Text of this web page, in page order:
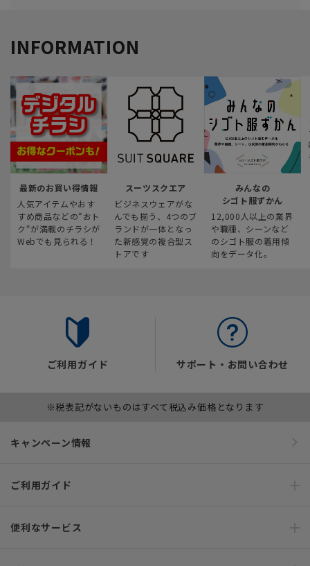
INFORMATION
最新のお買い得情報
人気アイテムやおす
すめ商品などの“おト
ク“が満載のチラシが
Webでも見られる！
スーツスクエア
ビジネスウェアがな
んでも揃う、4つのブ
ランドが一体となっ
た新感覚の複合型ス
トアです
みんなの
シゴト服ずかん
12,000人以上の業界
や職種、シーンなど
のシゴト服の着用傾
向をデータ化。
ご利用ガイド サポート・お問い合わせ
※税表記がないものはすべて税込み価格となります
キャンペーン情報
ご利用ガイド
便利なサービス